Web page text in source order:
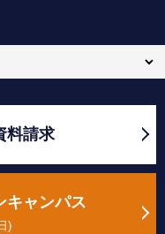
料請求
キャンパス
日